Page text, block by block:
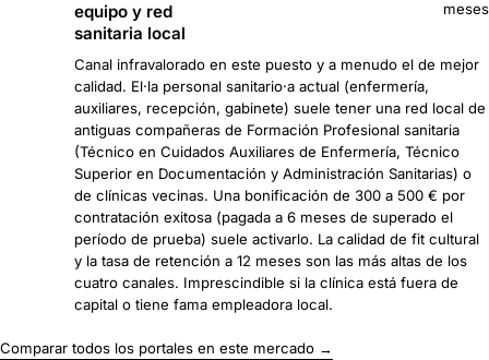
equipo y red
sanitaria local
meses
Canal infravalorado en este puesto y a menudo el de mejor
calidad. El·la personal sanitario·a actual (enfermería,
auxiliares, recepción, gabinete) suele tener una red local de
antiguas compañeras de Formación Profesional sanitaria
(Técnico en Cuidados Auxiliares de Enfermería, Técnico
Superior en Documentación y Administración Sanitarias) o
de clínicas vecinas. Una bonificación de 300 a 500 € por
contratación exitosa (pagada a 6 meses de superado el
período de prueba) suele activarlo. La calidad de fit cultural
y la tasa de retención a 12 meses son las más altas de los
cuatro canales. Imprescindible si la clínica está fuera de
capital o tiene fama empleadora local.
Comparar todos los portales en este mercado →